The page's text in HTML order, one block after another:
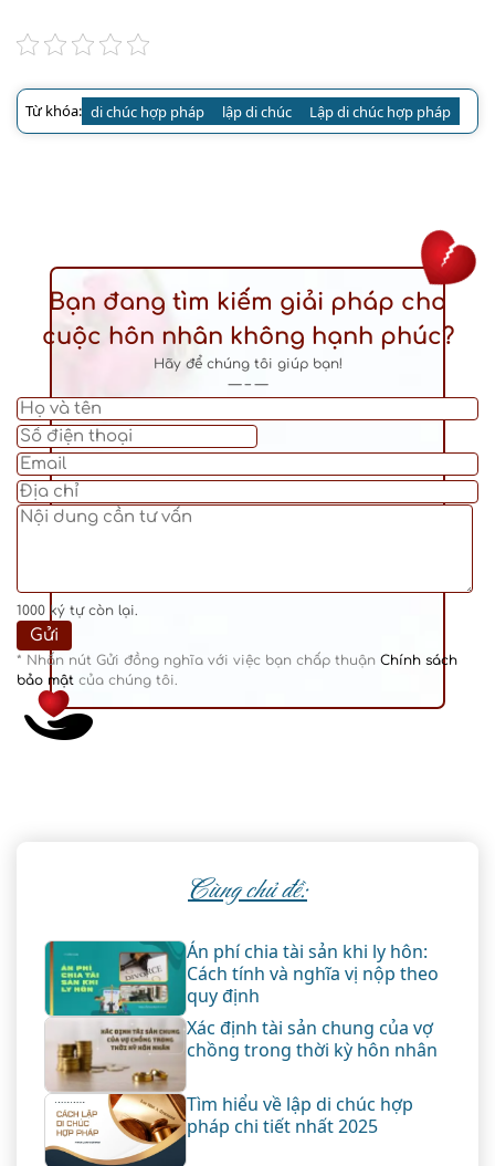
Từ khóa: di chúc hợp pháp lập di chúc Lập di chúc hợp pháp
Bạn đang tìm kiếm giải pháp cho
cuộc hôn nhân không hạnh phúc?
Hãy để chúng tôi giúp bạn!
— – —
1000 ký tự còn lại.
* Nhấn nút Gửi đồng nghĩa với việc bạn chấp thuận Chính sách
bảo mật của chúng tôi.
Cùng chủ đề:
Án phí chia tài sản khi ly hôn:
Cách tính và nghĩa vị nộp theo
quy định
Xác định tài sản chung của vợ
chồng trong thời kỳ hôn nhân
Tìm hiểu về lập di chúc hợp
pháp chi tiết nhất 2025